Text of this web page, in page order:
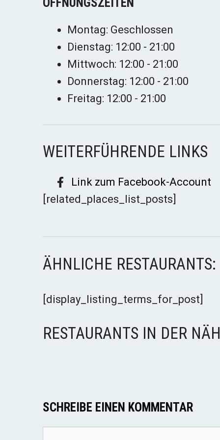
Montag: Geschlossen
Dienstag: 12:00 - 21:00
Mittwoch: 12:00 - 21:00
Donnerstag: 12:00 - 21:00
Freitag: 12:00 - 21:00
WEITERFÜHRENDE LINKS
Link zum Facebook-Account
[related_places_list_posts]
ÄHNLICHE RESTAURANTS:
[display_listing_terms_for_post]
RESTAURANTS IN DER
SCHREIBE EINEN KOMMENTAR